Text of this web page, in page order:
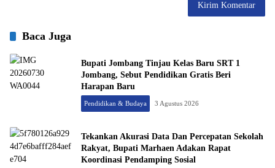
Baca Juga
Bupati Jombang Tinjau Kelas Baru SRT 1
Jombang, Sebut Pendidikan Gratis Beri
Harapan Baru
Pendidikan & Budaya 3 Agustus 2026
Tekankan Akurasi Data Dan Percepatan Sekolah
Rakyat, Bupati Marhaen Adakan Rapat
Koordinasi Pendamping Sosial